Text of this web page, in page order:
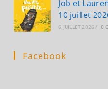
Job et
10 juillet
6 JUILLET 2026 / 0
Facebook